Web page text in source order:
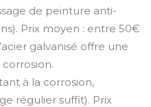
de peinture anti-
Prix moyen : entre 50€
galvanisé offre une
à la corrosion,
régulier suffit). Prix